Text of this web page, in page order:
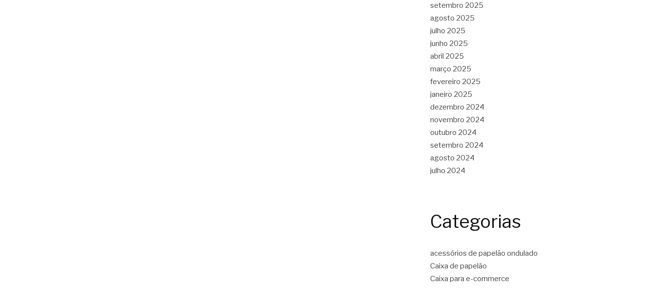
setembro 2025
agosto 2025
julho 2025
junho 2025
abril 2025
março 2025
fevereiro 2025
janeiro 2025
dezembro 2024
novembro 2024
outubro 2024
setembro 2024
agosto 2024
julho 2024
Categorias
acessórios de papelão ondulado
Caixa de papelão
Caixa para e-commerce